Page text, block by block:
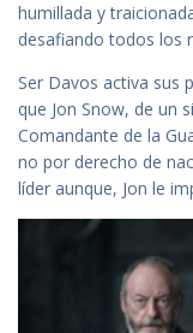
humillada y
desafiando todos los
Ser Davos activa sus
que Jon Snow, de un
Comandante de la
no por derecho de
líder aunque, Jon le